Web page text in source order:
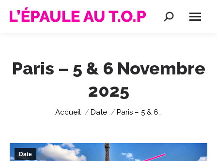
Recherche
Paris – 5 & 6 Novembre
2025
Vous êtes ici :
Accueil Date Paris – 5 & 6…
Date